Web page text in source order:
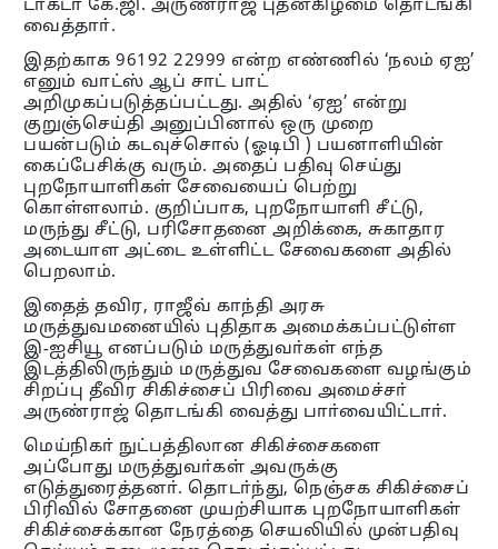
டாக்டா் கே.ஜி. அருண்ராஜ் புதன்கிழமை தொடங்கி
வைத்தாா்.
இதற்காக 96192 22999 என்ற எண்ணில் ‘நலம் ஏஐ’
எனும் வாட்ஸ் ஆப் சாட் பாட்
அறிமுகப்படுத்தப்பட்டது. அதில் ‘ஏஐ’ என்று
குறுஞ்செய்தி அனுப்பினால் ஒரு முறை
பயன்படும் கடவுச்சொல் (ஓடிபி ) பயனாளியின்
கைப்பேசிக்கு வரும். அதைப் பதிவு செய்து
புறநோயாளிகள் சேவையைப் பெற்று
கொள்ளலாம். குறிப்பாக, புறநோயாளி சீட்டு,
மருந்து சீட்டு, பரிசோதனை அறிக்கை, சுகாதார
அடையாள அட்டை உள்ளிட்ட சேவைகளை அதில்
பெறலாம்.
இதைத் தவிர, ராஜீவ் காந்தி அரசு
மருத்துவமனையில் புதிதாக அமைக்கப்பட்டுள்ள
இ-ஐசியூ எனப்படும் மருத்துவா்கள் எந்த
இடத்திலிருந்தும் மருத்துவ சேவைகளை வழங்கும்
சிறப்பு தீவிர சிகிச்சைப் பிரிவை அமைச்சா்
அருண்ராஜ் தொடங்கி வைத்து பாா்வையிட்டாா்.
மெய்நிகா் நுட்பத்திலான சிகிச்சைகளை
அப்போது மருத்துவா்கள் அவருக்கு
எடுத்துரைத்தனா். தொடா்ந்து, நெஞ்சக சிகிச்சைப்
பிரிவில் சோதனை முயற்சியாக புறநோயாளிகள்
சிகிச்சைக்கான நேரத்தை செயலியில் முன்பதிவு